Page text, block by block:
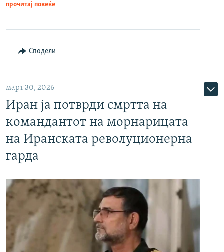
прочитај повеќе
Сподели
март 30, 2026
Иран ја потврди смртта на
командантот на морнарицата
на Иранската револуционерна
гарда